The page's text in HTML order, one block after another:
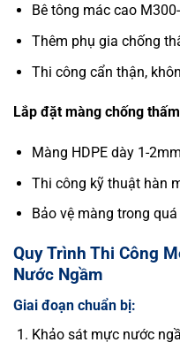
Bê tông mác cao
Thêm phụ gia chống
Thi công cẩn thận,
Lắp đặt màng chống
Màng HDPE dày 1-2mm
Thi công kỹ thuật hàn
Bảo vệ màng trong
Quy Trình Thi Công
Nước Ngầm
Giai đoạn chuẩn bị:
Khảo sát mực nước